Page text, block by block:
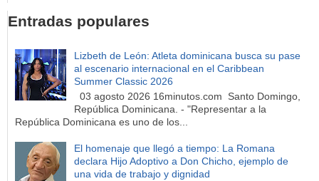
Entradas populares
Lizbeth de León: Atleta dominicana busca su pase
al escenario internacional en el Caribbean
Summer Classic 2026
03 agosto 2026 16minutos.com Santo Domingo,
República Dominicana. - "Representar a la
República Dominicana es uno de los...
El homenaje que llegó a tiempo: La Romana
declara Hijo Adoptivo a Don Chicho, ejemplo de
una vida de trabajo y dignidad